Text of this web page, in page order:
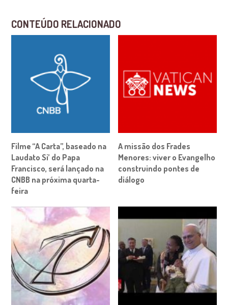
CONTEÚDO RELACIONADO
Filme “A Carta”, baseado na
Laudato Si’ do Papa
Francisco, será lançado na
CNBB na próxima quarta-
feira
A missão dos Frades
Menores: viver o Evangelho
construindo pontes de
diálogo